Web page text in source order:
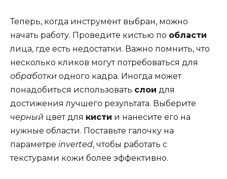
Теперь, когда инструмент выбран, можно
начать работу. Проведите кистью по области
лица, где есть недостатки. Важно помнить, что
несколько кликов могут потребоваться для
обработки одного кадра. Иногда может
понадобиться использовать слои для
достижения лучшего результата. Выберите
черный цвет для кисти и нанесите его на
нужные области. Поставьте галочку на
параметре inverted, чтобы работать с
текстурами кожи более эффективно.